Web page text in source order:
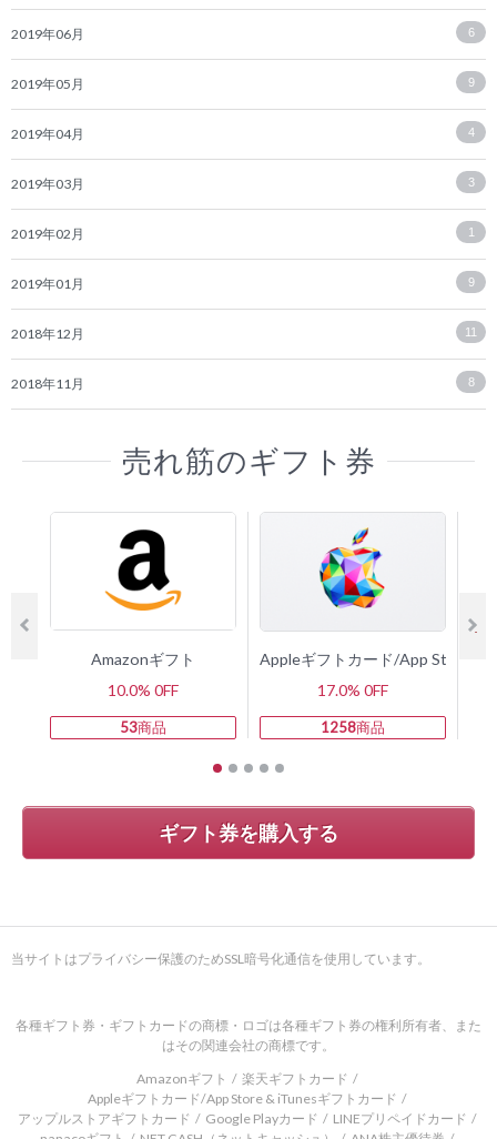
2019年06月 6
2019年05月 9
2019年04月 4
2019年03月 3
2019年02月 1
2019年01月 9
2018年12月 11
2018年11月 8
売れ筋のギフト券
Amazonギフト
10.0% 0FF
53商品
Appleギフトカード/App Store &
17.0% 0FF
1258商品
ギフト券を購入する
当サイトはプライバシー保護のためSSL暗号化通信を使用しています。
各種ギフト券・ギフトカードの商標・ロゴは各種ギフト券の権利所有者、また
はその関連会社の商標です。
Amazonギフト
楽天ギフトカード
Appleギフトカード/App Store & iTunesギフトカード
アップルストアギフトカード
Google Playカード
LINEプリペイドカード